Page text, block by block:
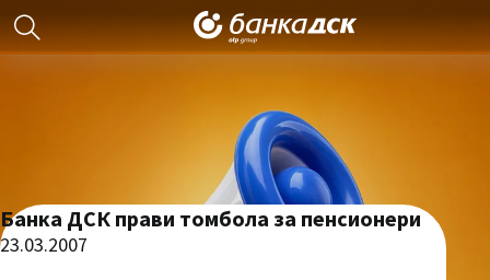
Банка ДСК прави томбола за пенсионери
23.03.2007